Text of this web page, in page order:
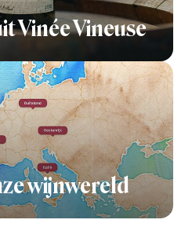
Vinée Vineuse
wijnwereld